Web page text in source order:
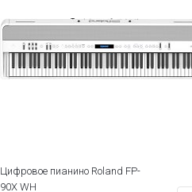
Цифровое пианино Roland FP-
90X WH